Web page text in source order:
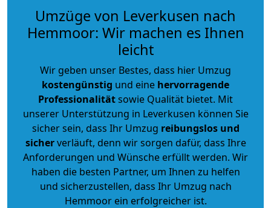
Umzüge von Leverkusen nach
Hemmoor: Wir machen es Ihnen
leicht
Wir geben unser Bestes, dass hier Umzug
kostengünstig und eine hervorragende
Professionalitätsowie Qualität bietet. Mit
unserer Unterstützung in Leverkusen können Sie
sicher sein, dass Ihr Umzug reibungslos und
sicherverläuft, denn wir sorgen dafür, dass Ihre
Anforderungen und Wünsche erfüllt werden. Wir
haben die besten Partner, um Ihnen zu helfen
und sicherzustellen, dass Ihr Umzug nach
Hemmoor ein erfolgreicher ist.